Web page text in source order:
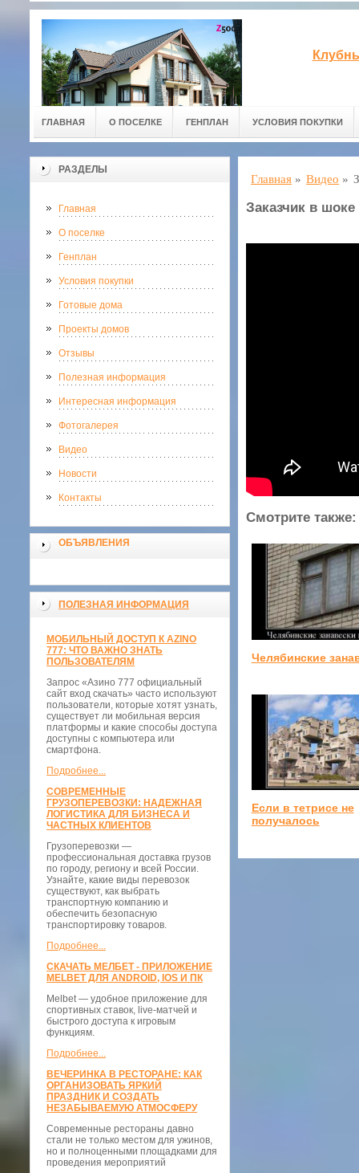
ГЛАВНАЯ О ПОСЕЛКЕ ГЕНПЛАН УСЛОВИЯ ПОКУПКИ
РАЗДЕЛЫ
Главная
О поселке
Генплан
Условия покупки
Готовые дома
Проекты домов
Отзывы
Полезная информация
Интересная информация
Фотогалерея
Видео
Новости
Контакты
ОБЪЯВЛЕНИЯ
ПОЛЕЗНАЯ ИНФОРМАЦИЯ
МОБИЛЬНЫЙ ДОСТУП К AZINO
777: ЧТО ВАЖНО ЗНАТЬ
ПОЛЬЗОВАТЕЛЯМ
Запрос «Азино 777 официальный
сайт вход скачать» часто используют
пользователи, которые хотят узнать,
существует ли мобильная версия
платформы и какие способы доступа
доступны с компьютера или
смартфона.
Подробнее...
СОВРЕМЕННЫЕ
ГРУЗОПЕРЕВОЗКИ: НАДЕЖНАЯ
ЛОГИСТИКА ДЛЯ БИЗНЕСА И
ЧАСТНЫХ КЛИЕНТОВ
Грузоперевозки —
профессиональная доставка грузов
по городу, региону и всей России.
Узнайте, какие виды перевозок
существуют, как выбрать
транспортную компанию и
обеспечить безопасную
транспортировку товаров.
Подробнее...
СКАЧАТЬ МЕЛБЕТ - ПРИЛОЖЕНИЕ
MELBET ДЛЯ ANDROID, IOS И ПК
Melbet — удобное приложение для
спортивных ставок, live-матчей и
быстрого доступа к игровым
функциям.
Подробнее...
ВЕЧЕРИНКА В РЕСТОРАНЕ: КАК
ОРГАНИЗОВАТЬ ЯРКИЙ
ПРАЗДНИК И СОЗДАТЬ
НЕЗАБЫВАЕМУЮ АТМОСФЕРУ
Современные рестораны давно
стали не только местом для ужинов,
но и полноценными площадками для
проведения мероприятий
Главная » Видео »
Заказчик в
Смотрите также:
Челябинские
Если в тетрисе не
получалось